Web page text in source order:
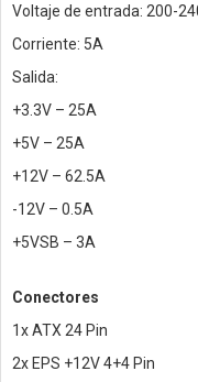
Voltaje de entrada: 200-
Corriente: 5A
Salida:
+3.3V – 25A
+5V – 25A
+12V – 62.5A
-12V – 0.5A
+5VSB – 3A
Conectores
1x ATX 24 Pin
2x EPS +12V 4+4 Pin